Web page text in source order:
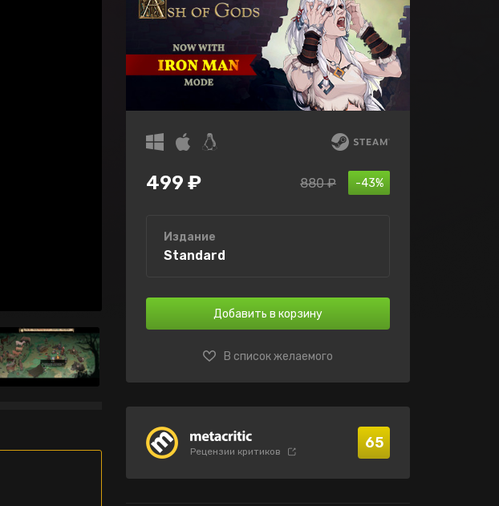
499 ₽ -43%
880 ₽
Издание
Standard
Добавить в корзину
В список желаемого
Рецензии критиков 65